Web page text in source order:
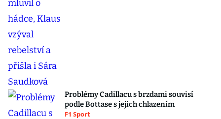
Problémy Cadillacu s brzdami souvisí
podle Bottase s jejich chlazením
F1 Sport